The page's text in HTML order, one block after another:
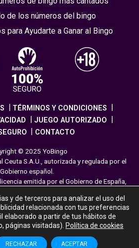
de los números del bingo
para Ayudarte a Ganar al Bingo
TÉRMINOS Y CONDICIONES
JUEGO AUTORIZADO
CONTACTO
© 2025 YoBingo
Ceuta S.A.U., autorizada y regulada por el
Gobierno español.
emitida por el Gobierno de España,
juegos online. El juego es una forma de
es ofrecer diversión y emoción a los
web. Juega con moderación siguiendo
para el juego responsable.
y de terceros para analizar el uso del
relacionada con tus preferencias
elaborado a partir de tus hábitos de
páginas visitadas). Política de cookies
ACEPTAR
RECHAZAR